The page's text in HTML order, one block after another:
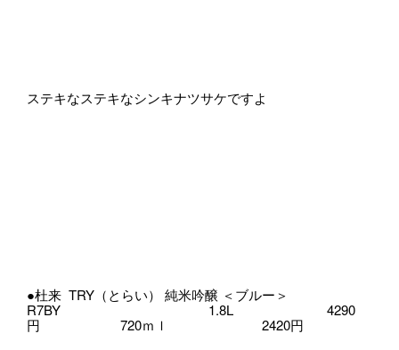
ステキなステキなシンキナツサケですよ
●杜来 TRY（とらい） 純米吟醸 ＜ブルー＞
R7BY 1.8L 4290
円 720ｍｌ 2420円